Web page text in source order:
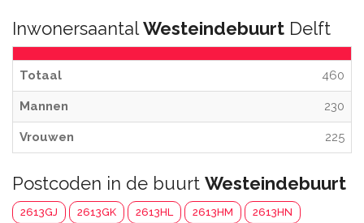
InwonersaantalWesteindebuurt Delft
Totaal 460
Mannen 230
Vrouwen 225
Postcoden in de buurt Westeindebuurt
2613GJ 2613GK 2613HL 2613HM 2613HN